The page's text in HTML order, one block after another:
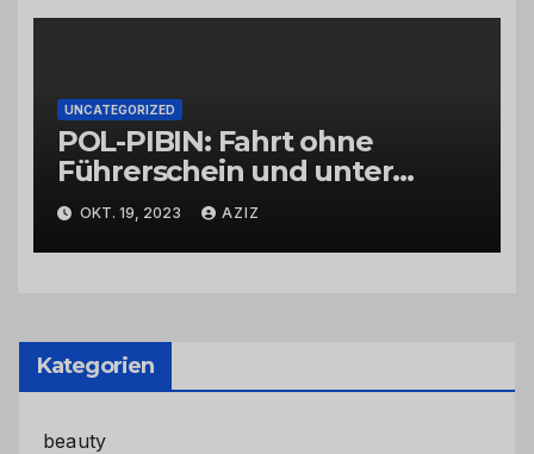
UNCATEGORIZED
POL-PIBIN: Fahrt ohne
Führerschein und unter
Einfluss von Drogen
OKT. 19, 2023 AZIZ
Kategorien
beauty